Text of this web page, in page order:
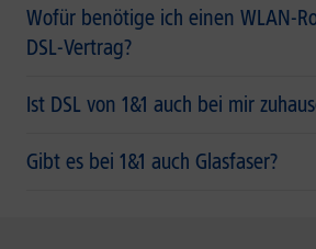
Wofür benötige ich einen WLAN-
DSL-Vertrag?
Ist DSL von 1&1 auch bei mir
Gibt es bei 1&1 auch Glasfaser?